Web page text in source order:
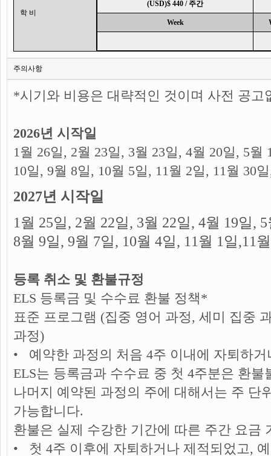
학 비
(USD)$ 440 / 주간
Week
주의사항
*시기와 비용은 대략적인 것이며 사전 공고
2026년 시작일
1월 26일, 2월 23일, 3월 23일, 4월 20일, 5월
10일, 9월 8일, 10월 5일, 11월 2일, 11월 30
2027년 시작일
1 월 25일, 2월 22일, 3월 22일, 4월 19일, 5
8월 9일, 9월 7일, 10월 4일, 11 월 1 일,11 월
등록 취소 및 환불규정
ELS 등록금 및 수수료 환불 정책*
표준 프로그램 (집중 영어 과정, 세미 집중
과정)
• 예약한 과정의 처음 4주 이내에 자퇴하거
ELS는 등록금과 수수료 중 첫 4주분은 환불
나머지 예약된 과정의 주에 대해서는 주 단
가능합니다.
환불은 실제 수강한 기간에 따른 주간 요금
• 첫 4주 이후에 자퇴하거나 제적되었고,